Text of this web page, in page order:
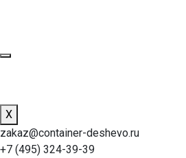
X
zakaz@container-deshevo.ru
+7 (495) 324-39-39